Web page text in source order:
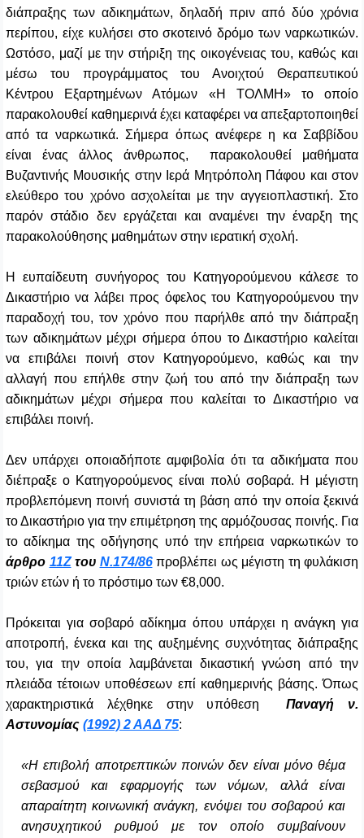
διάπραξης των αδικημάτων, δηλαδή πριν από δύο χρόνια
περίπου, είχε κυλήσει στο σκοτεινό δρόμο των ναρκωτικών.
Ωστόσο, μαζί με την στήριξη της οικογένειας του, καθώς και
μέσω του προγράμματος του Ανοιχτού Θεραπευτικού
Κέντρου Εξαρτημένων Ατόμων «Η ΤΟΛΜΗ» το οποίο
παρακολουθεί καθημερινά έχει καταφέρει να απεξαρτοποιηθεί
από τα ναρκωτικά. Σήμερα όπως ανέφερε η κα Σαββίδου
είναι ένας άλλος άνθρωπος, παρακολουθεί μαθήματα
Βυζαντινής Μουσικής στην Ιερά Μητρόπολη Πάφου και στον
ελεύθερο του χρόνο ασχολείται με την αγγειοπλαστική. Στο
παρόν στάδιο δεν εργάζεται και αναμένει την έναρξη της
παρακολούθησης μαθημάτων στην ιερατική σχολή.
Η ευπαίδευτη συνήγορος του Κατηγορούμενου κάλεσε το
Δικαστήριο να λάβει προς όφελος του Κατηγορούμενου την
παραδοχή του, τον χρόνο που παρήλθε από την διάπραξη
των αδικημάτων μέχρι σήμερα όπου το Δικαστήριο καλείται
να επιβάλει ποινή στον Κατηγορούμενο, καθώς και την
αλλαγή που επήλθε στην ζωή του από την διάπραξη των
αδικημάτων μέχρι σήμερα που καλείται το Δικαστήριο να
επιβάλει ποινή.
Δεν υπάρχει οποιαδήποτε αμφιβολία ότι τα αδικήματα που
διέπραξε ο Κατηγορούμενος είναι πολύ σοβαρά. Η μέγιστη
προβλεπόμενη ποινή συνιστά τη βάση από την οποία ξεκινά
το Δικαστήριο για την επιμέτρηση της αρμόζουσας ποινής. Για
το αδίκημα της οδήγησης υπό την επήρεια ναρκωτικών το
άρθρο 11Ζτου Ν.174/86προβλέπει ως μέγιστη τη φυλάκιση
τριών ετών ή το πρόστιμο των €8,000.
Πρόκειται για σοβαρό αδίκημα όπου υπάρχει η ανάγκη για
αποτροπή, ένεκα και της αυξημένης συχνότητας διάπραξης
του, για την οποία λαμβάνεται δικαστική γνώση από την
πλειάδα τέτοιων υποθέσεων επί καθημερινής βάσης. Όπως
χαρακτηριστικά λέχθηκε στην υπόθεσηΠαναγή ν.
Αστυνομίας (1992) 2 ΑΑΔ 75:
«Η επιβολή αποτρεπτικών ποινών δεν είναι μόνο θέμα
σεβασμού και εφαρμογής των νόμων, αλλά είναι
απαραίτητη κοινωνική ανάγκη, ενόψει του σοβαρού και
ανησυχητικού ρυθμού με τον οποίο συμβαίνουν